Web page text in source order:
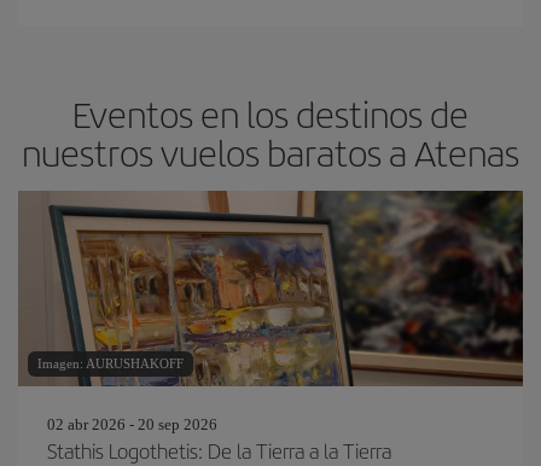
Eventos en los destinos de
nuestros vuelos baratos a Atenas
Imagen: AURUSHAKOFF
02 abr 2026 - 20 sep 2026
Stathis Logothetis: De la Tierra a la Tierra